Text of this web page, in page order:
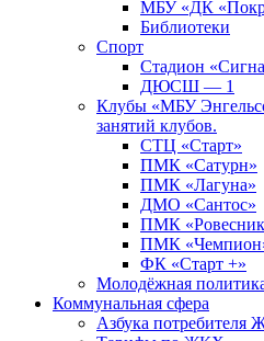
МБУ «ДК
Библиотеки
Спорт
Стадион
ДЮСШ — 1
Клубы «МБУ
занятий клубов.
СТЦ «Старт»
ПМК «Сатурн»
ПМК «Лагуна»
ДМО «Сантос»
ПМК
ПМК
ФК «Старт +»
Молодёжная
Коммунальная сфера
Азбука потребителя